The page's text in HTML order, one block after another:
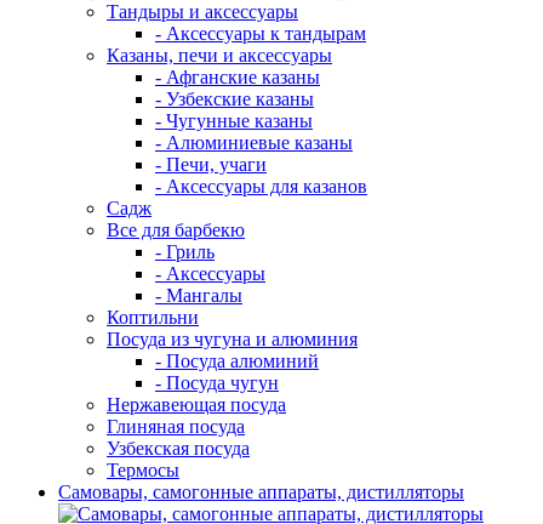
Тандыры и аксессуары
- Аксессуары к тандырам
Казаны, печи и аксессуары
- Афганские казаны
- Узбекские казаны
- Чугунные казаны
- Алюминиевые казаны
- Печи, учаги
- Аксессуары для казанов
Садж
Все для барбекю
- Гриль
- Аксессуары
- Мангалы
Коптильни
Посуда из чугуна и алюминия
- Посуда алюминий
- Посуда чугун
Нержавеющая посуда
Глиняная посуда
Узбекская посуда
Термосы
Самовары, самогонные аппараты, дистилляторы